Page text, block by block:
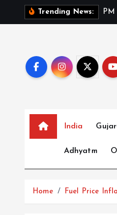
Trending News: P M
India
Adhyatm
Home Fuel Price